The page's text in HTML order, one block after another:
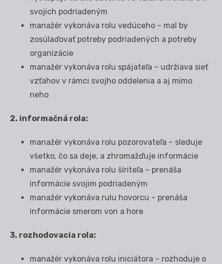
svojich podriadeným
manažér vykonáva rolu vedúceho – mal by
zosúlaďovať potreby podriadených a potreby
organizácie
manažér vykonáva rolu spájateľa – udržiava sieť
vzťahov v rámci svojho oddelenia a aj mimo
neho
2. informačná rola:
manažér vykonáva rolu pozorovateľa – sleduje
všetko, čo sa deje, a zhromažďuje informácie
manažér vykonáva rolu šíriteľa – prenáša
informácie svojim podriadeným
manažér vykonáva rulu hovorcu – prenáša
informácie smerom von a hore
3. rozhodovacia rola:
manažér vykonáva rolu iniciátora – rozhoduje o